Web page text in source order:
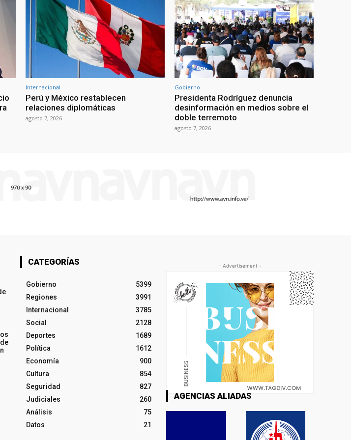
Internacional
Perú y México restablecen
relaciones diplomáticas
agosto 7, 2026
Gobierno
Presidenta Rodríguez denuncia
desinformación en medios sobre el
doble terremoto
agosto 7, 2026
CATEGORÍAS
Gobierno
5399
Regiones
3991
Internacional
3785
Social
2128
Deportes
1689
Política
1612
Economía
900
Cultura
854
Seguridad
827
Judiciales
260
Análisis
75
Datos
21
- Advertisement -
AGENCIAS ALIADAS